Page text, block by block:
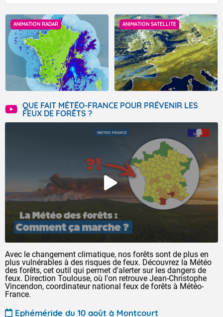
ANIMATION RADAR ANIMATION SATELLITE
QUE FAIT MÉTÉO-FRANCE POUR PRÉVENIR LES
FEUX DE FORÊTS ?
Avec le changement climatique, nos forêts sont de plus en
plus vulnérables à des risques de feux. Découvrez la Météo
des forêts, cet outil qui permet d'alerter sur les dangers de
feux. Direction Toulouse, où l'on retrouve Jean-Christophe
Vincendon, coordinateur national feux de forêts à Météo-
France.
Ephéméride du 10 août à Montcourt